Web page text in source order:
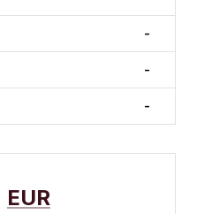
-
-
-
EUR